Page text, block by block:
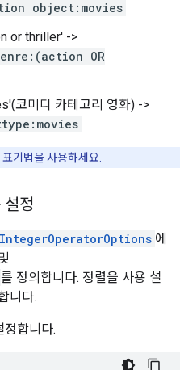
object:movies
or thriller' ->
OR
코미디 카테고리 영화) ->
기법을 사용하세요.
정
IntegerOperatorOptions 에
를 정의합니다. 정렬을 사용 설
니다.
정합니다.